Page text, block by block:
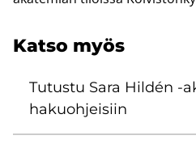
Katso myös
Tu­tus­tu Sara Hildén -​
ha­kuoh­jei­siin